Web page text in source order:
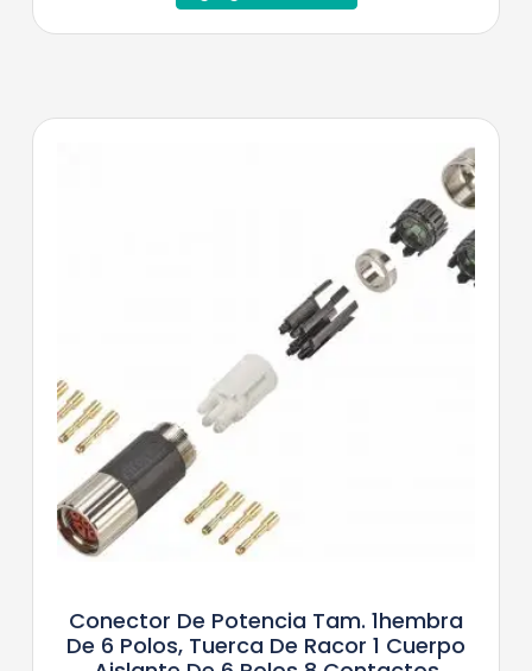
Conector De Potencia Tam. 1hembra
De 6 Polos, Tuerca De Racor 1 Cuerpo